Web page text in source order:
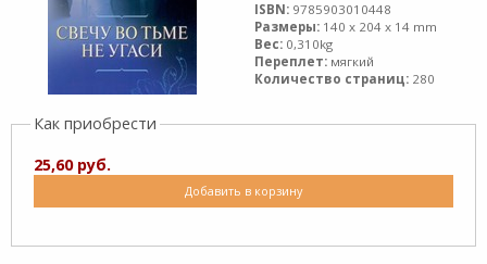
ISBN: 9785903010448
Размеры: 140 x 204 x 14 mm
Вес: 0,310kg
Переплет: мягкий
Количество страниц: 280
Как приобрести
25,60 руб.
Добавить в корзину